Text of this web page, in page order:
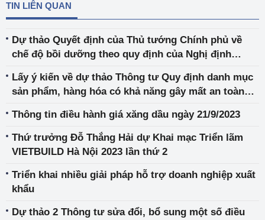
TIN LIÊN QUAN
Dự thảo Quyết định của Thủ tướng Chính phủ về
chế độ bồi dưỡng theo quy định của Nghị định
Lấy ý kiến về dự thảo Thông tư Quy định danh mục
sản phẩm, hàng hóa có khả năng gây mất an toàn
Thông tin điều hành giá xăng dầu ngày 21/9/2023
Thứ trưởng Đỗ Thắng Hải dự Khai mạc Triển lãm
VIETBUILD Hà Nội 2023 lần thứ 2
Triển khai nhiều giải pháp hỗ trợ doanh nghiệp xuất
khẩu
Dự thảo 2 Thông tư sửa đổi, bổ sung một số điều